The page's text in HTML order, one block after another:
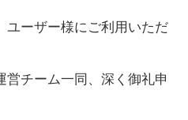
ユーザー様にご利用いただ
営チーム一同、深く御礼申